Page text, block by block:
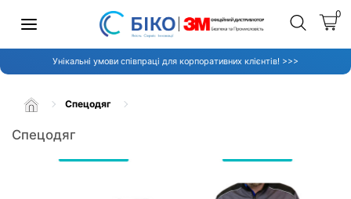
0
Унікальні умови співпраці для корпоративних клієнтів! >>>
Спецодяг
Спецодяг